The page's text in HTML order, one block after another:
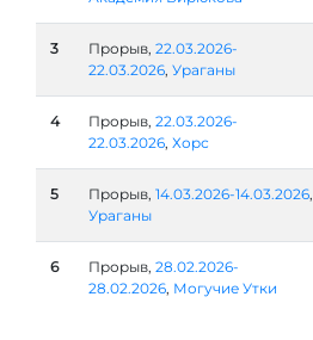
3 Прорыв, 22.03.2026-
22.03.2026, Ураганы
4 Прорыв, 22.03.2026-
22.03.2026, Хорс
5 Прорыв, 14.03.2026-14.03.2026,
Ураганы
6 Прорыв, 28.02.2026-
28.02.2026, Могучие Утки